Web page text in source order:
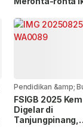
Kabupaten
Pendidikan &amp;
12 bulan yang lalu
FSIGB 2025
Digelar di
Tanjungpinang,